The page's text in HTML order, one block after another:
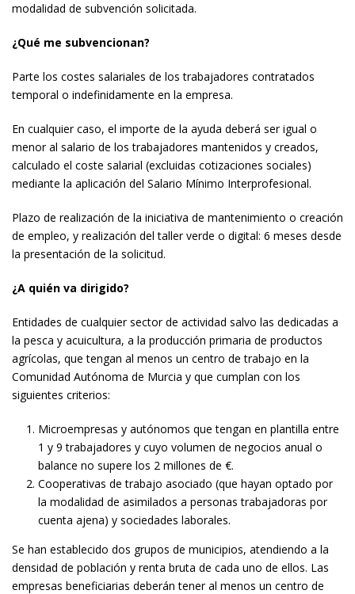
modalidad de subvención solicitada.
¿Qué me subvencionan?
Parte los costes salariales de los trabajadores contratados
temporal o indefinidamente en la empresa.
En cualquier caso, el importe de la ayuda deberá ser igual o
menor al salario de los trabajadores mantenidos y creados,
calculado el coste salarial (excluidas cotizaciones sociales)
mediante la aplicación del Salario Mínimo Interprofesional.
Plazo de realización de la iniciativa de mantenimiento o creación
de empleo, y realización del taller verde o digital: 6 meses desde
la presentación de la solicitud.
¿A quién va dirigido?
Entidades de cualquier sector de actividad salvo las dedicadas a
la pesca y acuicultura, a la producción primaria de productos
agrícolas, que tengan al menos un centro de trabajo en la
Comunidad Autónoma de Murcia y que cumplan con los
siguientes criterios:
Microempresas y autónomos que tengan en plantilla entre
1 y 9 trabajadores y cuyo volumen de negocios anual o
balance no supere los 2 millones de €.
Cooperativas de trabajo asociado (que hayan optado por
la modalidad de asimilados a personas trabajadoras por
cuenta ajena) y sociedades laborales.
Se han establecido dos grupos de municipios, atendiendo a la
densidad de población y renta bruta de cada uno de ellos. Las
empresas beneficiarias deberán tener al menos un centro de